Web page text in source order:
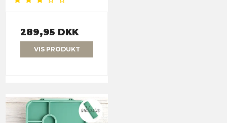
289,95 DKK
VIS PRODUKT